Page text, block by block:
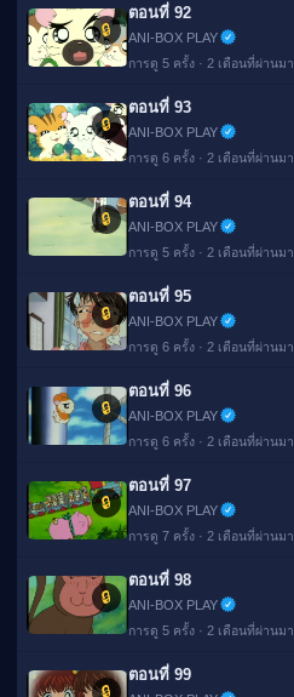
🔒
ตอนที่ 92
ANI-BOX PLAY
การดู 5 ครั้ง · 2 เดือนที่ผ่านมา
🔒
ตอนที่ 93
ANI-BOX PLAY
การดู 6 ครั้ง · 2 เดือนที่ผ่านมา
🔒
ตอนที่ 94
ANI-BOX PLAY
การดู 5 ครั้ง · 2 เดือนที่ผ่านมา
🔒
ตอนที่ 95
ANI-BOX PLAY
การดู 6 ครั้ง · 2 เดือนที่ผ่านมา
🔒
ตอนที่ 96
ANI-BOX PLAY
การดู 6 ครั้ง · 2 เดือนที่ผ่านมา
🔒
ตอนที่ 97
ANI-BOX PLAY
การดู 7 ครั้ง · 2 เดือนที่ผ่านมา
🔒
ตอนที่ 98
ANI-BOX PLAY
การดู 5 ครั้ง · 2 เดือนที่ผ่านมา
🔒
ตอนที่ 99